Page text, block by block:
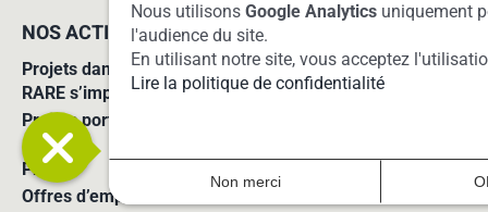
NOS ACTIONS
Projets dans lesquels le
RARE s’implique
Projets portés par le RARE
Presse
Offres d’emploi
SUIVRE ET RELAYER
Nous utilisons Google Analytics uniquement
l'audience du site.
En utilisant notre site, vous acceptez
Lire la politique de confidentialité
Non merci